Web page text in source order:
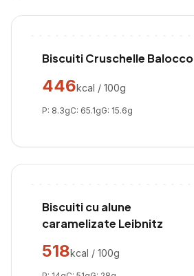
Biscuiti Cruschelle Balocco
446kcal / 100g
P: 8.3gC: 65.1gG: 15.6g
Biscuiti cu alune
caramelizate Leibnitz
518kcal / 100g